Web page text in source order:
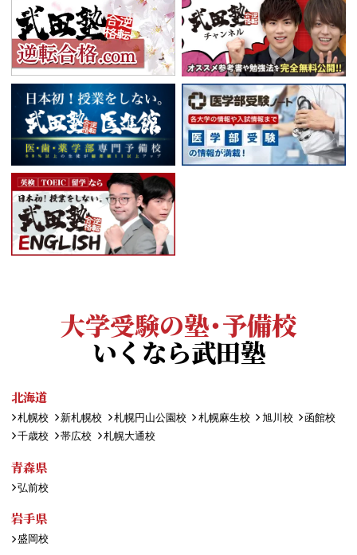
大学受験の塾・予備校
いくなら武田塾
北海道
札幌校 新札幌校 札幌円山公園校 札幌麻生校 旭川校
函館校
千歳校
帯広校 札幌大通校
青森県
弘前校
岩手県
盛岡校